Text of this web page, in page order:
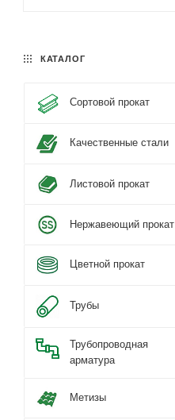
КАТАЛОГ
Сортовой прокат
Качественные стали
Листовой прокат
Нержавеющий прокат
Цветной прокат
Трубы
Трубопроводная
арматура
Метизы